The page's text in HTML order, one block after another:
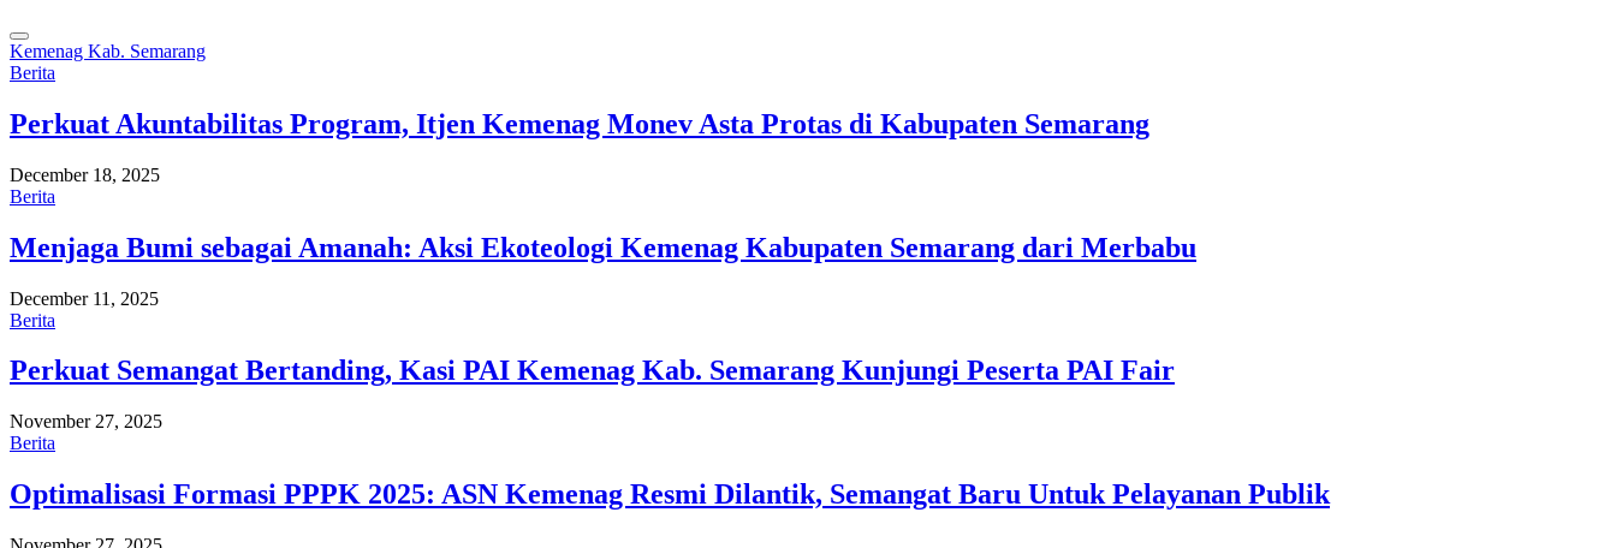
Kemenag Kab. Semarang
Berita
Perkuat Akuntabilitas Program, Itjen Kemenag Monev Asta Protas di Kabupaten Semarang
December 18, 2025
Berita
Menjaga Bumi sebagai Amanah: Aksi Ekoteologi Kemenag Kabupaten Semarang dari Merbabu
December 11, 2025
Berita
Perkuat Semangat Bertanding, Kasi PAI Kemenag Kab. Semarang Kunjungi Peserta PAI Fair
November 27, 2025
Berita
Optimalisasi Formasi PPPK 2025: ASN Kemenag Resmi Dilantik, Semangat Baru Untuk Pelayanan Publik